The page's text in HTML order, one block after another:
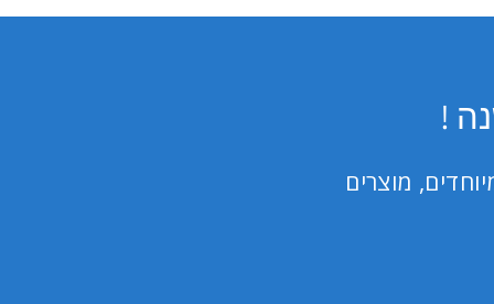
!
מוצרים